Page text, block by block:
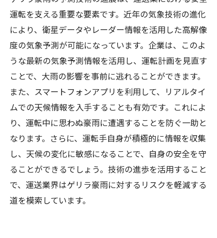
運転を支える重要な要素です。近年の気象技術の進化
により、衛星データやレーダー情報を活用した高解像
度の気象予測が可能になっています。企業は、このよ
うな最新の気象予測情報を活用し、運転計画を見直す
ことで、大雨の影響を事前に逃れることができます。
また、スマートフォンアプリを利用して、リアルタイ
ムでの天候情報を入手することも有効です。これによ
り、運転中に思わぬ豪雨に遭遇することを防ぐ一助と
なります。さらに、運転手自身が積極的に情報を収集
し、天候の変化に敏感になることで、自身の安全を守
ることができるでしょう。技術の進歩を活用すること
で、運送業界はゲリラ豪雨に対するリスクを軽減する
道を模索しています。